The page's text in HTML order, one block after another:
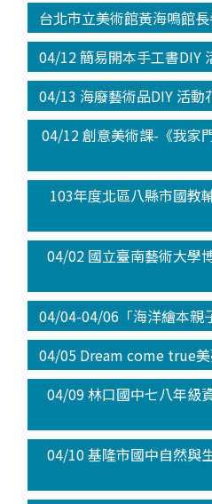
台北市立美術館黃海鳴館
04/12 簡易開本手工書DIY
04/13 海廢藝術品DIY 活動
04/12 創意美術課-《我家
103年度北區八縣市國教
04/02 國立臺南藝術大學
04/04-04/06「海洋繪本親
04/05 Dream come true
04/09 林口國中七八年級
04/10 基隆市國中自然與